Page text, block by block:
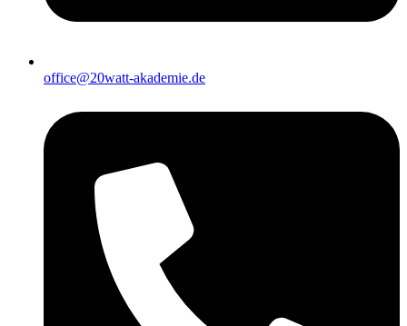
office@20watt-akademie.de